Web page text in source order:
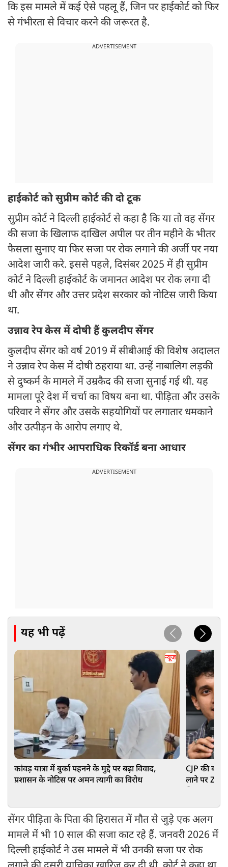
कि इस मामले में कई ऐसे पहलू हैं, जिन पर हाईकोर्ट को फिर
से गंभीरता से विचार करने की जरूरत है.
ADVERTISEMENT
हाईकोर्ट को सुप्रीम कोर्ट की दो टूक
सुप्रीम कोर्ट ने दिल्ली हाईकोर्ट से कहा है कि या तो वह सेंगर
की सजा के खिलाफ दाखिल अपील पर तीन महीने के भीतर
फैसला सुनाए या फिर सजा पर रोक लगाने की अर्जी पर नया
आदेश जारी करे. इससे पहले, दिसंबर 2025 में ही सुप्रीम
कोर्ट ने दिल्ली हाईकोर्ट के जमानत आदेश पर रोक लगा दी
थी और सेंगर और उत्तर प्रदेश सरकार को नोटिस जारी किया
था.
उन्नाव रेप केस में दोषी हैं कुलदीप सेंगर
कुलदीप सेंगर को वर्ष 2019 में सीबीआई की विशेष अदालत
ने उन्नाव रेप केस में दोषी ठहराया था. उन्हें नाबालिग लड़की
से दुष्कर्म के मामले में उम्रकैद की सजा सुनाई गई थी. यह
मामला पूरे देश में चर्चा का विषय बना था. पीड़िता और उसके
परिवार ने सेंगर और उसके सहयोगियों पर लगातार धमकाने
और उत्पीड़न के आरोप लगाए थे.
सेंगर का गंभीर आपराधिक रिकॉर्ड बना आधार
ADVERTISEMENT
यह भी पढ़ें
न्यूज
कांवड़ यात्रा में बुर्का पहनने के मुद्दे पर बढ़ा विवाद,
प्रशासन के नोटिस पर अमन त्यागी का विरोध
CJP की बढ़ीं
लाने पर
सेंगर पीड़िता के पिता की हिरासत में मौत से जुड़े एक अलग
मामले में भी 10 साल की सजा काट रहे हैं. जनवरी 2026 में
दिल्ली हाईकोर्ट ने उस मामले में भी उनकी सजा पर रोक